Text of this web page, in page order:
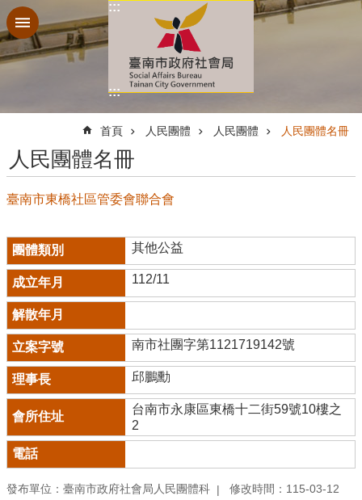
跳到主要內容區塊
:::
:::
首頁 人民團體 人民團體 人民團體名冊
人民團體名冊
臺南市東橋社區管委會聯合會
其他公益
112/11
南市社團字第1121719142號
邱鵬勳
台南市永康區東橋十二街59號10樓之
2
發布單位：臺南市政府社會局人民團體科 修改時間：115-03-12